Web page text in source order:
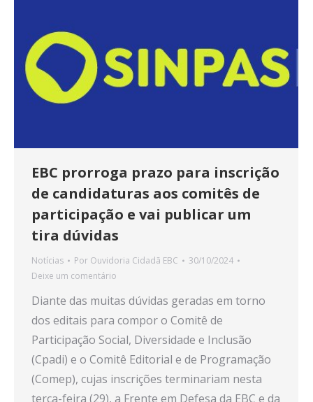
EBC prorroga prazo para inscrição
de candidaturas aos comitês de
participação e vai publicar um
tira dúvidas
Notícias Por Ouvidoria Cidadã EBC
30/10/2024
Deixe um comentário
Diante das muitas dúvidas geradas em torno
dos editais para compor o Comitê de
Participação Social, Diversidade e Inclusão
(Cpadi) e o Comitê Editorial e de Programação
(Comep), cujas inscrições terminariam nesta
terça-feira (29), a Frente em Defesa da EBC e da